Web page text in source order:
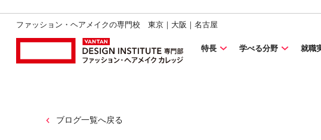
ファッション・ヘアメイクの専門校 東京｜大阪｜名古屋
特長 学べる分野 就職
ブログ一覧へ戻る